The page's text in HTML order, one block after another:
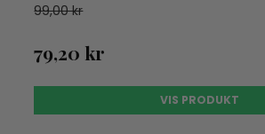
99,00 kr
79,20 kr
VIS PRODUKT